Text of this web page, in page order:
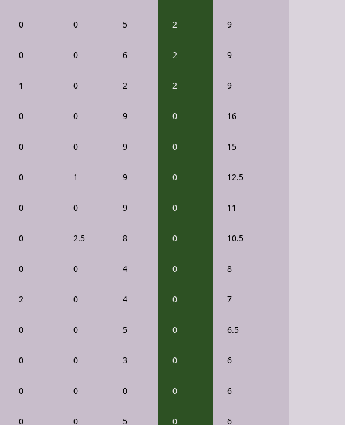
0 0 5 2 9
0 0 6 2 9
1 0 2 2 9
0 0 9 0 16
0 0 9 0 15
0 1 9 0 12.5
0 0 9 0 11
0 2.5 8 0 10.5
0 0 4 0 8
2 0 4 0 7
0 0 5 0 6.5
0 0 3 0 6
0 0 0 0 6
0 0 5 0 6